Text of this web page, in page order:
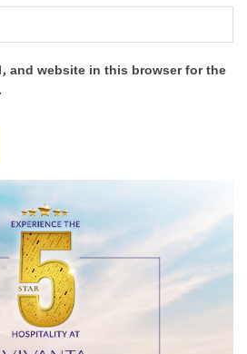
and website in this browser for the